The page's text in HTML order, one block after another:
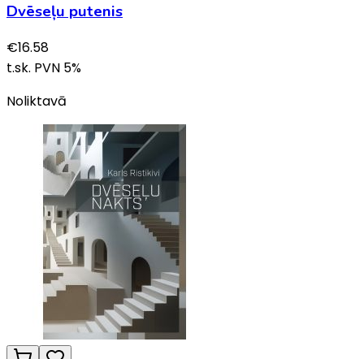
Dvēseļu putenis
€16.58
t.sk. PVN 5%
Noliktavā